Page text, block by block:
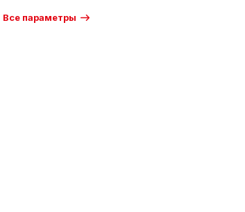
Все параметры